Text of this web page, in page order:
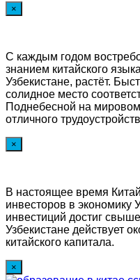
×
С каждым годом
знанием китайского
Узбекистане, растёт.
солидное место
Поднебесной на
отличного
×
В настоящее время
инвесторов в экономику
инвестиций достиг
Узбекистане действует
китайского капитала.
×